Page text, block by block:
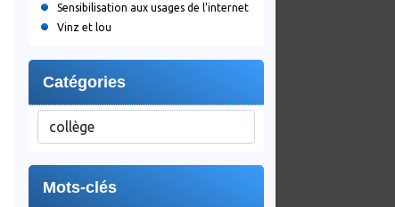
Sensibilisation aux usages de l’internet
Vinz et lou
Catégories
Mots-clés